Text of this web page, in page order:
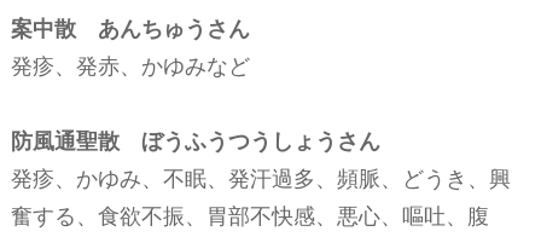
案中散 あんちゅうさん
発疹、発赤、かゆみなど
防風通聖散 ぼうふうつうしょうさん
発疹、かゆみ、不眠、発汗過多、頻脈、どうき、興
奮する、食欲不振、胃部不快感、悪心、嘔吐、腹